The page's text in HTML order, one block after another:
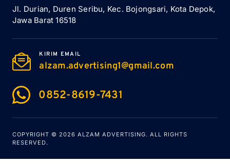
Jl. Durian, Duren Seribu, Kec. Bojongsari, Kota Depok,
Jawa Barat 16518
KIRIM EMAIL
alzam.advertising1@gmail.com
0852-8619-7431
COPYRIGHT © 2026 ALZAM ADVERTISING. ALL RIGHTS
RESERVED.